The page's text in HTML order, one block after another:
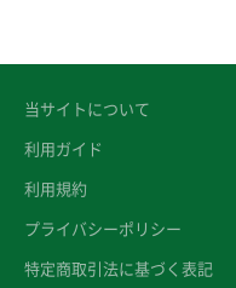
当サイトについて
利用ガイド
利用規約
プライバシーポリシー
特定商取引法に基づく表記